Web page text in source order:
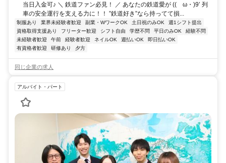
当日入金可♪ ＼ 鉄道ファン必見！ ／ あなたの鉄道愛が ((ゝω・)9’ 列
車の安全運行を支える力に！！ ”鉄道好き”なら持ってて損...
制服あり 業界未経験者歓迎 副業・WワークOK 土日祝のみOK
週1シフト提出
資格取得支援あり
フリーター歓迎 シフト自由 学歴不問 平日のみOK
経験不問
未経験者歓迎
午前 経験者歓迎 ネイルOK 週払いOK
即日払いOK
有資格者歓迎
研修あり 夕方
同じ企業の求人
アルバイト・パート